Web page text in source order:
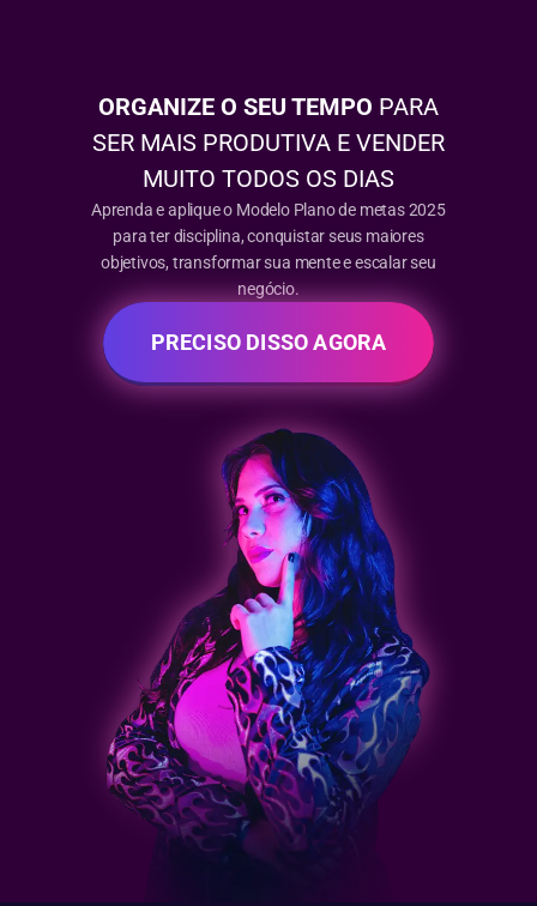
ORGANIZE O SEU TEMPO PARA
SER MAIS PRODUTIVA E VENDER
MUITO TODOS OS DIAS
Aprenda e aplique o Modelo Plano de metas 2025
para ter disciplina, conquistar seus maiores
objetivos, transformar sua mente e escalar seu
negócio.
PRECISO DISSO AGORA